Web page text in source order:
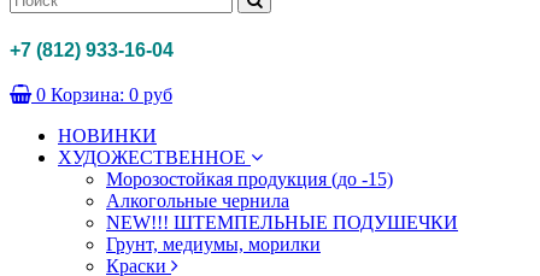
+7 (812) 933-16-04
0 Корзина: 0 руб
НОВИНКИ
ХУДОЖЕСТВЕННОЕ
Морозостойкая продукция (до -15)
Алкогольные чернила
NEW!!! ШТЕМПЕЛЬНЫЕ ПОДУШЕЧКИ
Грунт, медиумы, морилки
Краски